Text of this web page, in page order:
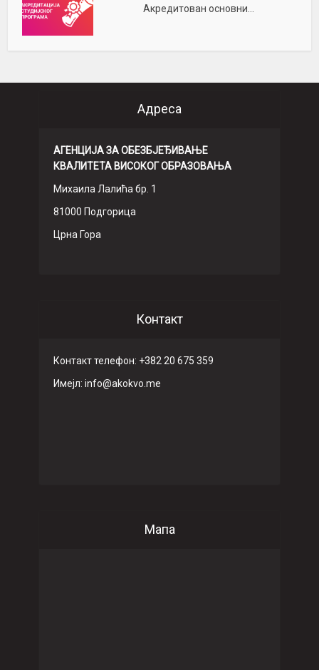
Акредитован основни...
Адреса
АГЕНЦИЈА ЗА ОБЕЗБЈЕЂИВАЊЕ
КВАЛИТЕТА ВИСОКОГ ОБРАЗОВАЊА
Михаила Лалића бр. 1
81000 Подгорица
Црна Гора
Контакт
Контакт телефон: +382 20 675 359
Имeјл: info@akokvo.me
Мапа